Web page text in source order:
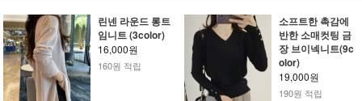
린넨 라운드 롱트
임니트 (3color)
16,000원
160원 적립
소프트한 촉감에
반한 소매컷팅 금
장 브이넥니트(9c
olor)
19,000원
190원 적립